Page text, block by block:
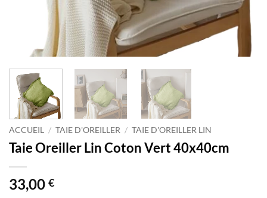
ACCUEIL / TAIE D'OREILLER / TAIE D'OREILLER LIN
Taie Oreiller Lin Coton Vert 40x40cm
33,00 €